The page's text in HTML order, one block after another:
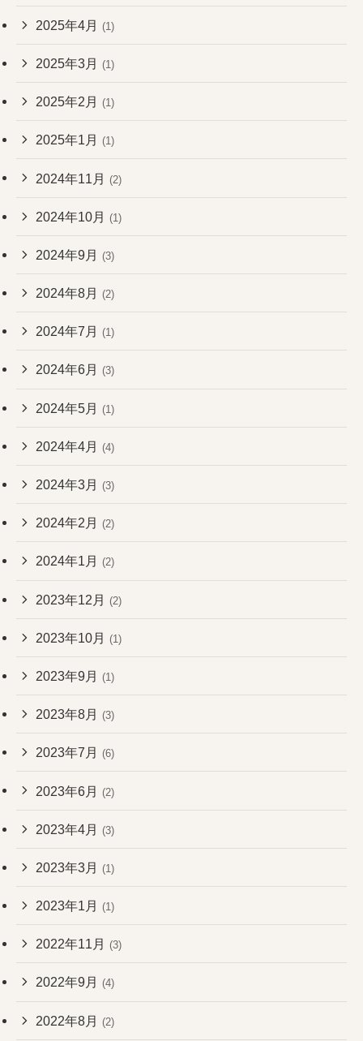
2025年4月 (1)
2025年3月 (1)
2025年2月 (1)
2025年1月 (1)
2024年11月 (2)
2024年10月 (1)
2024年9月 (3)
2024年8月 (2)
2024年7月 (1)
2024年6月 (3)
2024年5月 (1)
2024年4月 (4)
2024年3月 (3)
2024年2月 (2)
2024年1月 (2)
2023年12月 (2)
2023年10月 (1)
2023年9月 (1)
2023年8月 (3)
2023年7月 (6)
2023年6月 (2)
2023年4月 (3)
2023年3月 (1)
2023年1月 (1)
2022年11月 (3)
2022年9月 (4)
2022年8月 (2)